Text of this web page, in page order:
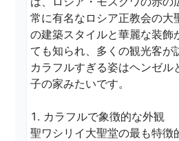
常に有名なロシア正教会の大
の建築スタイルと華麗な装飾
ても知られ、多くの観光客が
カラフルすぎる姿はヘンゼル
子の家みたいです。
1. カラフルで象徴的な外観
聖ワシリイ大聖堂の最も特徴